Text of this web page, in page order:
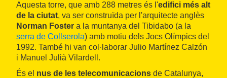
Aquesta torre, que amb 288 metres és l'edifici més alt
de la ciutat, va ser construïda per l'arquitecte anglès
Norman Foster a la muntanya del Tibidabo (a la
serra de Collserola) amb motiu dels Jocs Olímpics del
1992. També hi van col·laborar Julio Martínez Calzón
i Manuel Julià Vilardell.
És el nus de les telecomunicacions de Catalunya,